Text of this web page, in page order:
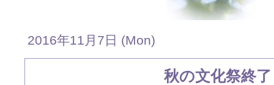
2016年11月7日 (Mon)
秋の文化祭終了